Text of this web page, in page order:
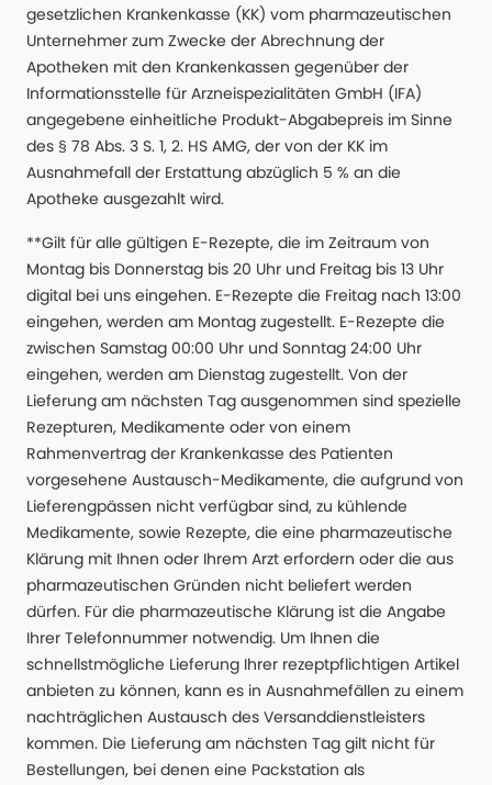
gesetzlichen Krankenkasse (KK) vom pharmazeutischen
Unternehmer zum Zwecke der Abrechnung der
Apotheken mit den Krankenkassen gegenüber der
Informationsstelle für Arzneispezialitäten GmbH (IFA)
angegebene einheitliche Produkt-Abgabepreis im Sinne
des § 78 Abs. 3 S. 1, 2. HS AMG, der von der KK im
Ausnahmefall der Erstattung abzüglich 5 % an die
Apotheke ausgezahlt wird.
**Gilt für alle gültigen E-Rezepte, die im Zeitraum von
Montag bis Donnerstag bis 20 Uhr und Freitag bis 13 Uhr
digital bei uns eingehen. E-Rezepte die Freitag nach 13:00
eingehen, werden am Montag zugestellt. E-Rezepte die
zwischen Samstag 00:00 Uhr und Sonntag 24:00 Uhr
eingehen, werden am Dienstag zugestellt. Von der
Lieferung am nächsten Tag ausgenommen sind spezielle
Rezepturen, Medikamente oder von einem
Rahmenvertrag der Krankenkasse des Patienten
vorgesehene Austausch-Medikamente, die aufgrund von
Lieferengpässen nicht verfügbar sind, zu kühlende
Medikamente, sowie Rezepte, die eine pharmazeutische
Klärung mit Ihnen oder Ihrem Arzt erfordern oder die aus
pharmazeutischen Gründen nicht beliefert werden
dürfen. Für die pharmazeutische Klärung ist die Angabe
Ihrer Telefonnummer notwendig. Um Ihnen die
schnellstmögliche Lieferung Ihrer rezeptpflichtigen Artikel
anbieten zu können, kann es in Ausnahmefällen zu einem
nachträglichen Austausch des Versanddienstleisters
kommen. Die Lieferung am nächsten Tag gilt nicht für
Bestellungen, bei denen eine Packstation als